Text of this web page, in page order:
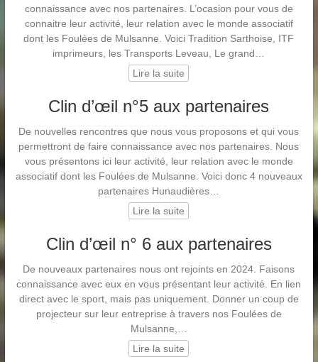
connaissance avec nos partenaires. L’ocasion pour vous de
connaitre leur activité, leur relation avec le monde associatif
dont les Foulées de Mulsanne. Voici Tradition Sarthoise, ITF
imprimeurs, les Transports Leveau, Le grand…
Lire la suite
Clin d’œil n°5 aux partenaires
De nouvelles rencontres que nous vous proposons et qui vous
permettront de faire connaissance avec nos partenaires. Nous
vous présentons ici leur activité, leur relation avec le monde
associatif dont les Foulées de Mulsanne. Voici donc 4 nouveaux
partenaires Hunaudières…
Lire la suite
Clin d’œil n° 6 aux partenaires
De nouveaux partenaires nous ont rejoints en 2024. Faisons
connaissance avec eux en vous présentant leur activité. En lien
direct avec le sport, mais pas uniquement. Donner un coup de
projecteur sur leur entreprise à travers nos Foulées de
Mulsanne,…
Lire la suite